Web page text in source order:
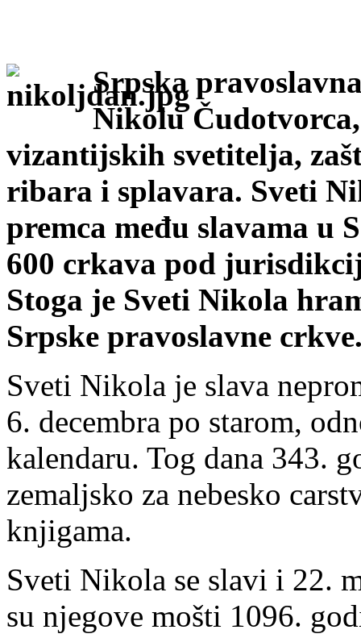
Srpska
Nikolu
vizantijskih svetitelja,
ribara i splavara. Sveti
premca među slavama u
600 crkava pod
Stoga je Sveti Nikola
Srpske pravoslavne
Sveti Nikola je slava
6. decembra po starom,
kalendaru. Tog dana 343.
zemaljsko za nebesko
knjigama.
Sveti Nikola se slavi i 22.
su njegove mošti 1096.